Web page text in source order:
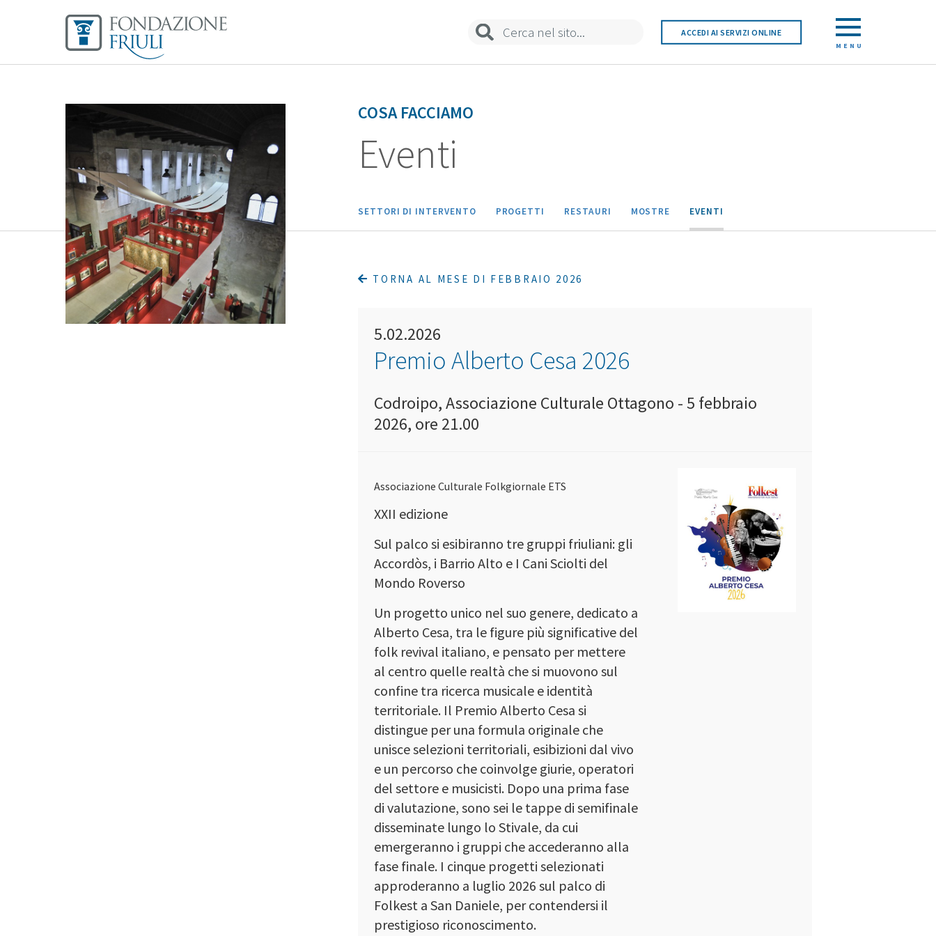
ACCEDI AI SERVIZI ONLINE
MENU
COSA FACCIAMO
Eventi
SETTORI DI INTERVENTO PROGETTI RESTAURI MOSTRE EVENTI
TORNA AL MESE DI FEBBRAIO 2026
5.02.2026
Premio Alberto Cesa 2026
Codroipo, Associazione Culturale Ottagono - 5 febbraio
2026, ore 21.00
Associazione Culturale Folkgiornale ETS
XXII edizione
Sul palco si esibiranno tre gruppi friuliani: gli
Accordòs, i Barrio Alto e I Cani Sciolti del
Mondo Roverso
Un progetto unico nel suo genere, dedicato a
Alberto Cesa, tra le figure più significative del
folk revival italiano, e pensato per mettere
al centro quelle realtà che si muovono sul
confine tra ricerca musicale e identità
territoriale. Il Premio Alberto Cesa si
distingue per una formula originale che
unisce selezioni territoriali, esibizioni dal vivo
e un percorso che coinvolge giurie, operatori
del settore e musicisti. Dopo una prima fase
di valutazione, sono sei le tappe di semifinale
disseminate lungo lo Stivale, da cui
emergeranno i gruppi che accederanno alla
fase finale. I cinque progetti selezionati
approderanno a luglio 2026 sul palco di
Folkest a San Daniele, per contendersi il
prestigioso riconoscimento.